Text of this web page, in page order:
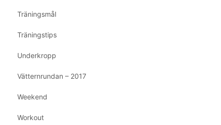
Träningsmål
Träningstips
Underkropp
Vätternrundan – 2017
Weekend
Workout